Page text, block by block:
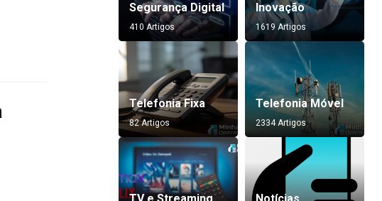
Segurança Digital
410 Artigos
Inovação
1619 Artigos
Telefonia Fixa
82 Artigos
Telefonia Móvel
2334 Artigos